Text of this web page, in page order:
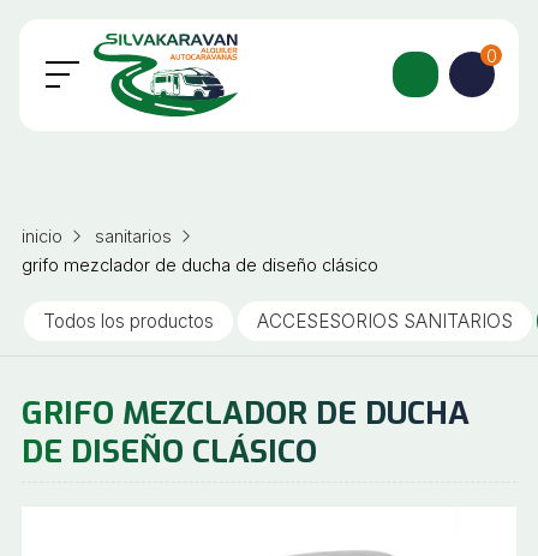
0
inicio
sanitarios
grifo mezclador de ducha de diseño clásico
Todos los productos ACCESESORIOS SANITARIOS
GRIFO MEZCLADOR DE DUCHA
DE DISEÑO CLÁSICO